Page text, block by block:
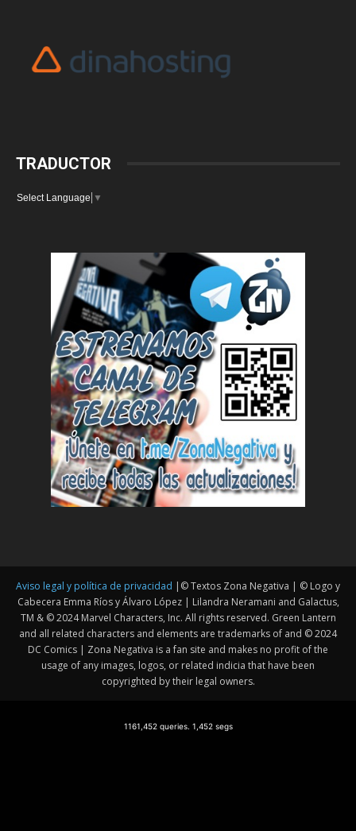
TRADUCTOR
Select Language ▼
Aviso legal y política de privacidad |© Textos Zona Negativa | © Logo y
Cabecera Emma Ríos y Álvaro López | Lilandra Neramani and Galactus,
TM & © 2024 Marvel Characters, Inc. All rights reserved. Green Lantern
and all related characters and elements are trademarks of and © 2024
DC Comics | Zona Negativa is a fan site and makes no profit of the
usage of any images, logos, or related indicia that have been
copyrighted by their legal owners.
1161,452 queries. 1,452 segs